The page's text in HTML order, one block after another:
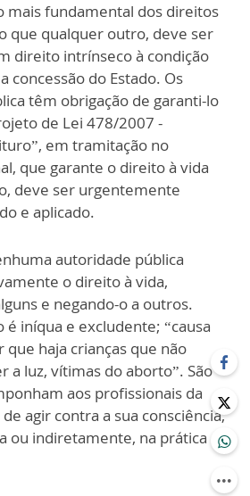
mais fundamental dos direitos
que qualquer outro, deve ser
direito intrínseco à condição
concessão do Estado. Os
têm obrigação de garanti-lo
de Lei 478/2007 -
em tramitação no
que garante o direito à vida
deve ser urgentemente
e aplicado.
autoridade pública
o direito à vida,
e negando-o a outros.
é iníqua e excludente; “causa
haja crianças que não
a luz, vítimas do aborto”. São
aos profissionais da
agir contra a sua consciência,
ou indiretamente, na prática